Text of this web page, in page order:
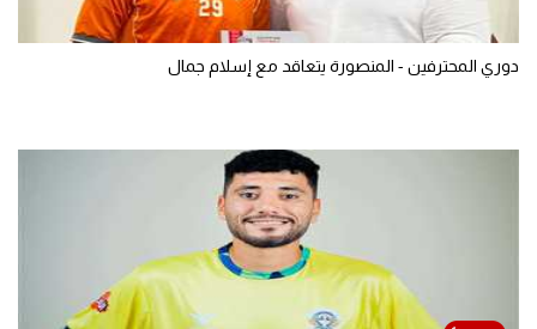
دوري المحترفين - المنصورة يتعاقد مع إسلام جمال